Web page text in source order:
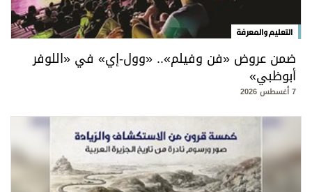
التعليم والمعرفة
ضمن عروض «فن وفيلم».. «وول-إي» في «اللوفر
أبوظبي»
7 أغسطس 2026